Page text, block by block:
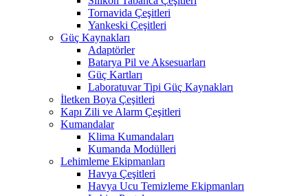
Tornavida Çeşitleri
Yankeski Çeşitleri
Güç Kaynakları
Adaptörler
Batarya Pil ve Aksesuarları
Güç Kartları
Laboratuvar Tipi Güç Kaynakları
İletken Boya Çeşitleri
Kapı Zili ve Alarm Çeşitleri
Kumandalar
Klima Kumandaları
Kumanda Modülleri
Lehimleme Ekipmanları
Havya Çeşitleri
Havya Ucu Temizleme Ekipmanları